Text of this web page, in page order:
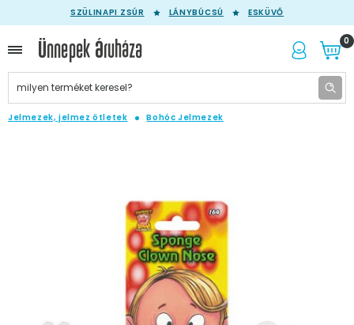
SZÜLINAPI ZSÚR LÁNYBÚCSÚ ESKÜVŐ
0
Jelmezek, jelmez ötletek Bohóc Jelmezek